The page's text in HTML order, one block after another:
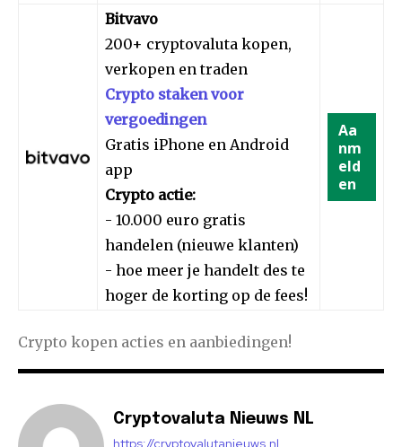
Bitvavo
200+ cryptovaluta kopen,
verkopen en traden
Crypto staken voor
vergoedingen
Gratis iPhone en Android
app
Crypto actie:
- 10.000 euro gratis
handelen (nieuwe klanten)
- hoe meer je handelt des te
hoger de korting op de fees!
Aa
nm
eld
en
Crypto kopen acties en aanbiedingen!
Cryptovaluta Nieuws NL
https://cryptovalutanieuws.nl